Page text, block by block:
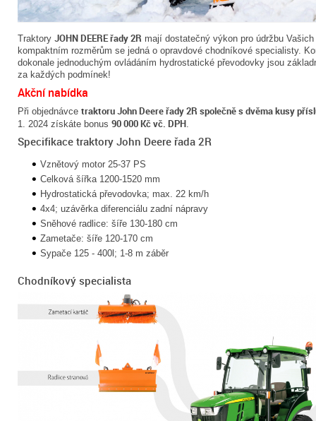
Traktory JOHN DEERE řady 2R mají dostatečný výkon pro údržbu
kompaktním rozměrům se jedná o opravdové chodníkové specialisty.
dokonale jednoduchým ovládáním hydrostatické převodovky jsou
za každých podmínek!
Akční nabídka
Při objednávce traktoru John Deere řady 2R společně s dvěma kusy
1. 2024 získáte bonus 90 000 Kč vč. DPH.
Specifikace traktory John Deere řada 2R
Vznětový motor 25-37 PS
Celková šířka 1200-1520 mm
Hydrostatická převodovka; max. 22 km/h
4x4; uzávěrka diferenciálu zadní nápravy
Sněhové radlice: šíře 130-180 cm
Zametače: šíře 120-170 cm
Sypače 125 - 400l; 1-8 m záběr
Chodníkový specialista